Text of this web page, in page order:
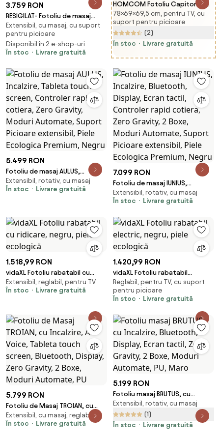
3.759 RON
RESIGILAT- Fotoliu de masaj
QUITUS, cu Incalzire, Bluetooth,
Display, Ecran tactil, Zero
Gravity, 2 Boxe, Moduri
Automate, Suport Picioare
Premium, Maro
Extensibil, cu masaj, cu suport
pentru picioare
Disponibil în 2 e-shop-uri
În stoc
Livrare gratuită
HOMCOM Fotoliu Capitonat
cu Pernă și Șezut Gros, Fotoliu
din Catifea cu Spătar și
Picioare din Lemn, 69x69,5x78
cm, Verde | Aosom Romania
78×69×69,5 cm, pentru TV, cu
suport pentru picioare
(2)
În stoc
Livrare gratuită
5.499 RON
Fotoliu de masaj AULUS,
Incalzire, Tableta touch screen,
Controler rapid cotiera, Zero
Ecologica Premium, Negru
Extensibil, rotativ, cu masaj
În stoc
Livrare gratuită
7.099 RON
Fotoliu de masaj IUNIUS,
Incalzire, Bluetooth, Display,
Ecran tactil, Controler rapid
Moduri Automate, Suport
Picioare extensibil, Piele
Ecologica Premium, Negru
Extensibil, rotativ, cu masaj
În stoc
Livrare gratuită
1.518,99 RON
vidaXL Fotoliu rabatabil cu
ridicare, negru, piele ecologică
Extensibil, reglabil, pentru TV
În stoc
Livrare gratuită
1.420,99 RON
vidaXL Fotoliu rabatabil
electric, negru, piele ecologică
Reglabil, pentru TV, cu suport
pentru picioare
În stoc
Livrare gratuită
5.799 RON
Fotoliu de Masaj TROIAN, cu
Incalzire, AI Voice, Tableta
touch screen, Bluetooth,
Extensibil, cu masaj, reglabil
În stoc
Livrare gratuită
5.199 RON
Fotoliu masaj BRUTUS, cu
Incalzire, Bluetooth, Display,
Ecran tactil, Zero Gravity, 2
Boxe, Moduri Automate, PU,
Extensibil, rotativ, cu masaj
(1)
În stoc
Livrare gratuită